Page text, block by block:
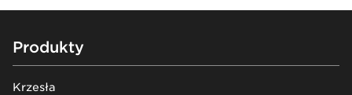
Footer
Produkty
Krzesła